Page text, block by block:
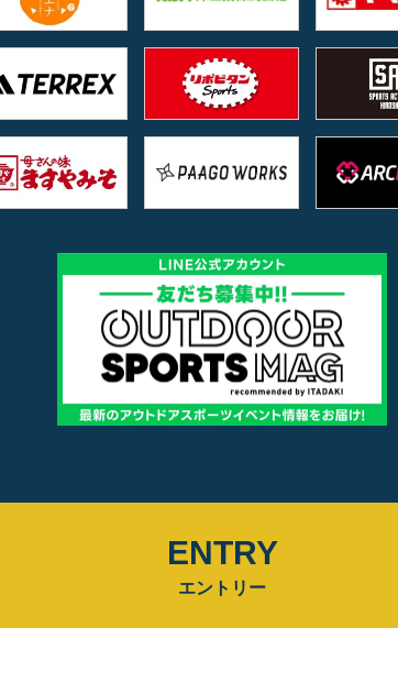
ENTRY
エントリー